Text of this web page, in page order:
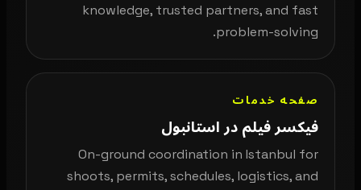
knowledge, trusted partners, and fast
problem-solving.
صفحه خدمات
فیکسر فیلم در استانبول
On-ground coordination in Istanbul for
shoots, permits, schedules, logistics, and